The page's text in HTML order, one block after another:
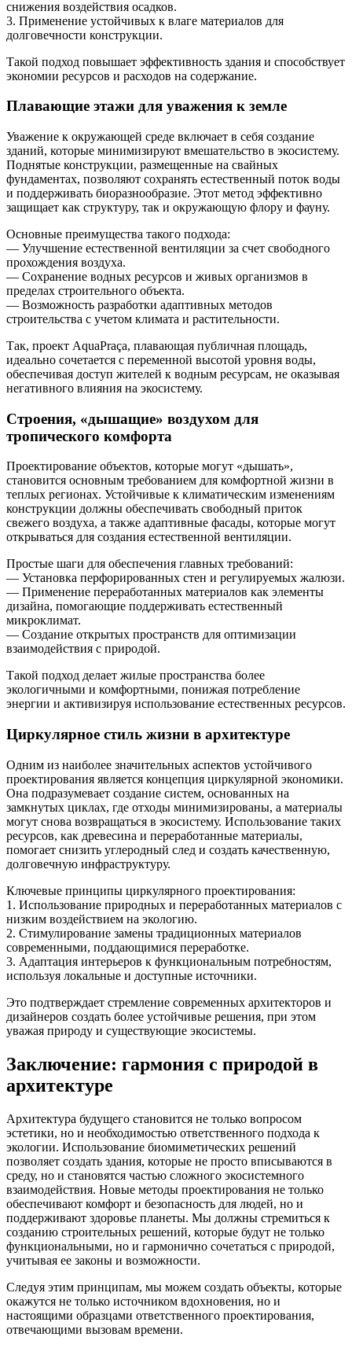
снижения воздействия осадков.
3. Применение устойчивых к влаге материалов для
долговечности конструкции.
Такой подход повышает эффективность здания и способствует
экономии ресурсов и расходов на содержание.
Плавающие этажи для уважения к земле
Уважение к окружающей среде включает в себя создание
зданий, которые минимизируют вмешательство в экосистему.
Поднятые конструкции, размещенные на свайных
фундаментах, позволяют сохранять естественный поток воды
и поддерживать биоразнообразие. Этот метод эффективно
защищает как структуру, так и окружающую флору и фауну.
Основные преимущества такого подхода:
— Улучшение естественной вентиляции за счет свободного
прохождения воздуха.
— Сохранение водных ресурсов и живых организмов в
пределах строительного объекта.
— Возможность разработки адаптивных методов
строительства с учетом климата и растительности.
Так, проект AquaPraça, плавающая публичная площадь,
идеально сочетается с переменной высотой уровня воды,
обеспечивая доступ жителей к водным ресурсам, не оказывая
негативного влияния на экосистему.
Строения, «дышащие» воздухом для
тропического комфорта
Проектирование объектов, которые могут «дышать»,
становится основным требованием для комфортной жизни в
теплых регионах. Устойчивые к климатическим изменениям
конструкции должны обеспечивать свободный приток
свежего воздуха, а также адаптивные фасады, которые могут
открываться для создания естественной вентиляции.
Простые шаги для обеспечения главных требований:
— Установка перфорированных стен и регулируемых жалюзи.
— Применение переработанных материалов как элементы
дизайна, помогающие поддерживать естественный
микроклимат.
— Создание открытых пространств для оптимизации
взаимодействия с природой.
Такой подход делает жилые пространства более
экологичными и комфортными, понижая потребление
энергии и активизируя использование естественных ресурсов.
Циркулярное стиль жизни в архитектуре
Одним из наиболее значительных аспектов устойчивого
проектирования является концепция циркулярной экономики.
Она подразумевает создание систем, основанных на
замкнутых циклах, где отходы минимизированы, а материалы
могут снова возвращаться в экосистему. Использование таких
ресурсов, как древесина и переработанные материалы,
помогает снизить углеродный след и создать качественную,
долговечную инфраструктуру.
Ключевые принципы циркулярного проектирования:
1. Использование природных и переработанных материалов с
низким воздействием на экологию.
2. Стимулирование замены традиционных материалов
современными, поддающимися переработке.
3. Адаптация интерьеров к функциональным потребностям,
используя локальные и доступные источники.
Это подтверждает стремление современных архитекторов и
дизайнеров создать более устойчивые решения, при этом
уважая природу и существующие экосистемы.
Заключение: гармония с природой в
архитектуре
Архитектура будущего становится не только вопросом
эстетики, но и необходимостью ответственного подхода к
экологии. Использование биомиметических решений
позволяет создать здания, которые не просто вписываются в
среду, но и становятся частью сложного экосистемного
взаимодействия. Новые методы проектирования не только
обеспечивают комфорт и безопасность для людей, но и
поддерживают здоровье планеты. Мы должны стремиться к
созданию строительных решений, которые будут не только
функциональными, но и гармонично сочетаться с природой,
учитывая ее законы и возможности.
Следуя этим принципам, мы можем создать объекты, которые
окажутся не только источником вдохновения, но и
настоящими образцами ответственного проектирования,
отвечающими вызовам времени.